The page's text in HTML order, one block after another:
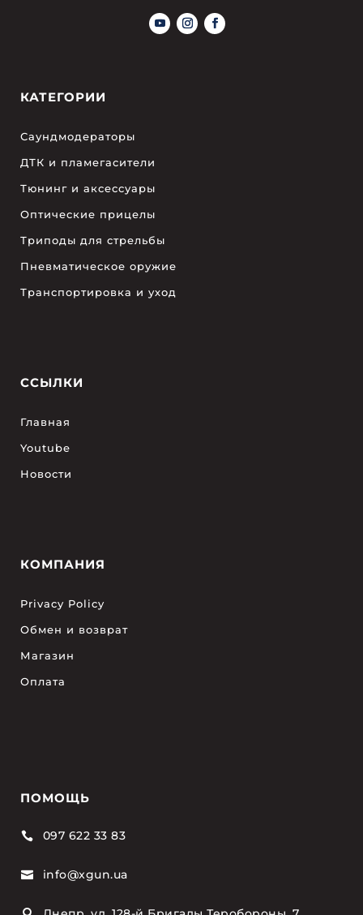
КАТЕГОРИИ
Саундмодераторы
ДТК и пламегасители
Тюнинг и аксессуары
Оптические прицелы
Триподы для стрельбы
Пневматическое оружие
Транспортировка и уход
ССЫЛКИ
Главная
Youtube
Новости
КОМПАНИЯ
Privacy Policy
Обмен и возврат
Магазин
Оплата
ПОМОЩЬ
 097 622 33 83
 info@xgun.ua